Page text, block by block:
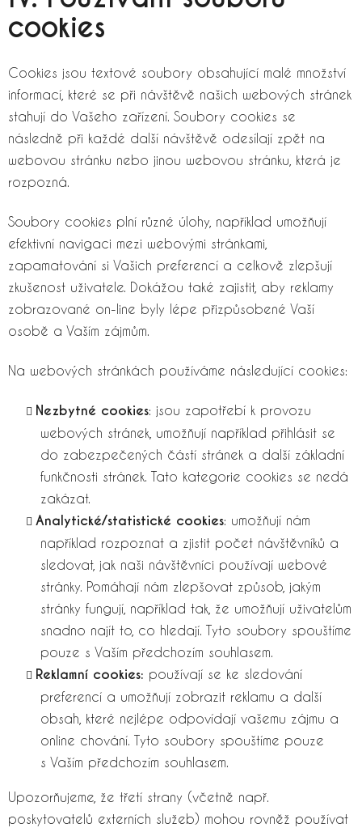
cookies
Cookies jsou textové soubory obsahující malé množství
informací, které se při návštěvě našich webových stránek
stahují do Vašeho zařízení. Soubory cookies se
následně při každé další návštěvě odesílají zpět na
webovou stránku nebo jinou webovou stránku, která je
rozpozná.
Soubory cookies plní různé úlohy, například umožňují
efektivní navigaci mezi webovými stránkami,
zapamatování si Vašich preferencí a celkově zlepšují
zkušenost uživatele. Dokážou také zajistit, aby reklamy
zobrazované on-line byly lépe přizpůsobené Vaší
osobě a Vaším zájmům.
Na webových stránkách používáme následující cookies:
Nezbytné cookies: jsou zapotřebí k provozu
webových stránek, umožňují například přihlásit se
do zabezpečených částí stránek a další základní
funkčnosti stránek. Tato kategorie cookies se nedá
zakázat.
Analytické/statistické cookies: umožňují nám
například rozpoznat a zjistit počet návštěvníků a
sledovat, jak naši návštěvníci používají webové
stránky. Pomáhají nám zlepšovat způsob, jakým
stránky fungují, například tak, že umožňují uživatelům
snadno najít to, co hledají. Tyto soubory spouštíme
pouze s Vaším předchozím souhlasem.
Reklamní cookies: používají se ke sledování
preferencí a umožňují zobrazit reklamu a další
obsah, které nejlépe odpovídají vašemu zájmu a
online chování. Tyto soubory spouštíme pouze
s Vaším předchozím souhlasem.
Upozorňujeme, že třetí strany (včetně např.
poskytovatelů externích služeb) mohou rovněž používat